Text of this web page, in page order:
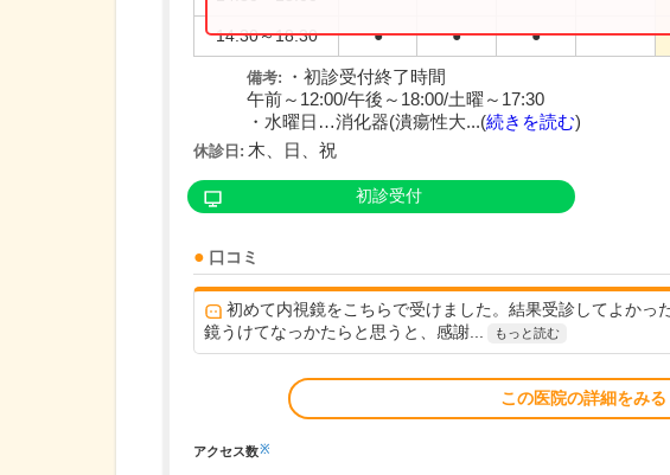
14:30～18:30 ● ● ●
備考:
・初診受付終了時間
午前～12:00/午後～18:00/土曜～17:30
・水曜日…消化器(潰瘍性大...(続きを読む)
休診日: 木、日、祝
初診受付
口コミ
初めて内視鏡をこちらで受けました。結果受診してよかっ
鏡うけてなっかたらと思うと、感謝...
もっと読む
この医院の詳細をみる
アクセス数※